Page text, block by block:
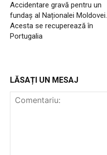
Accidentare gravă pentru un
fundaș al Naționalei Moldovei.
Acesta se recuperează în
Portugalia
LĂSAȚI UN MESAJ